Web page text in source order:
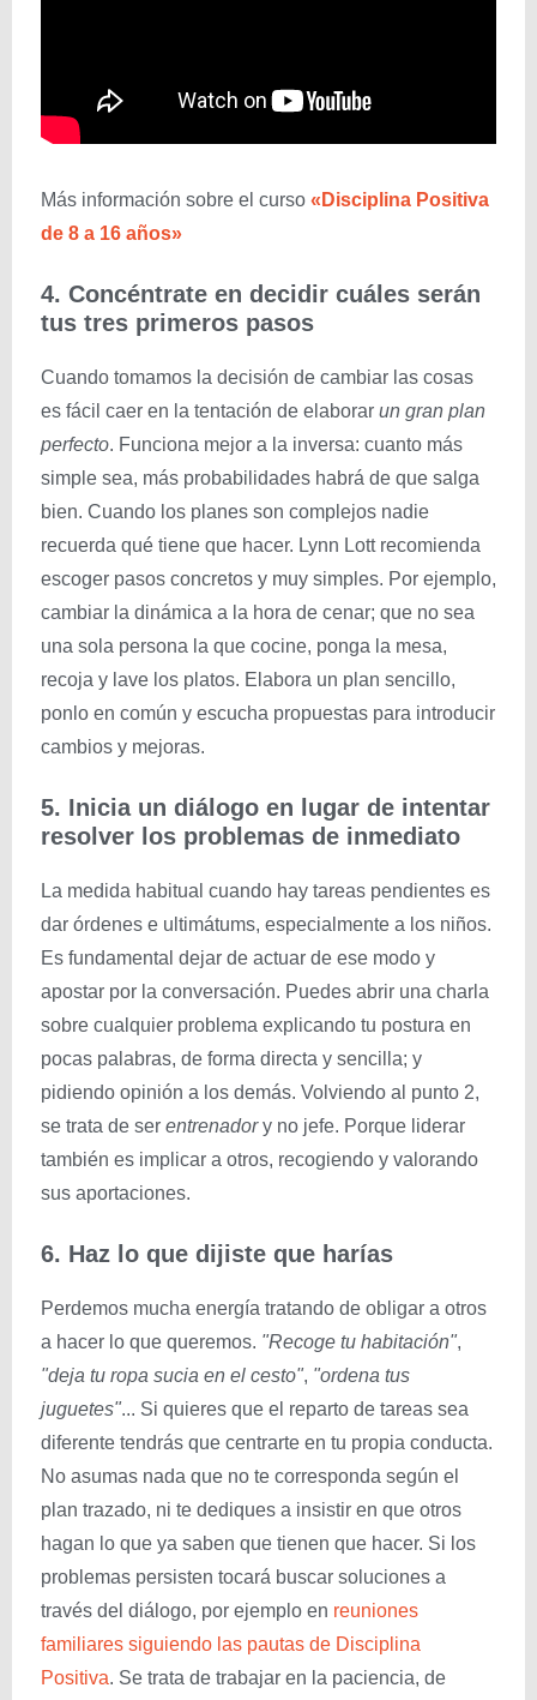
Más información sobre el curso «Disciplina Positiva
de 8 a 16 años»
4. Concéntrate en decidir cuáles serán
tus tres primeros pasos
Cuando tomamos la decisión de cambiar las cosas
es fácil caer en la tentación de elaborar un gran plan
perfecto. Funciona mejor a la inversa: cuanto más
simple sea, más probabilidades habrá de que salga
bien. Cuando los planes son complejos nadie
recuerda qué tiene que hacer. Lynn Lott recomienda
escoger pasos concretos y muy simples. Por ejemplo,
cambiar la dinámica a la hora de cenar; que no sea
una sola persona la que cocine, ponga la mesa,
recoja y lave los platos. Elabora un plan sencillo,
ponlo en común y escucha propuestas para introducir
cambios y mejoras.
5. Inicia un diálogo en lugar de intentar
resolver los problemas de inmediato
La medida habitual cuando hay tareas pendientes es
dar órdenes e ultimátums, especialmente a los niños.
Es fundamental dejar de actuar de ese modo y
apostar por la conversación. Puedes abrir una charla
sobre cualquier problema explicando tu postura en
pocas palabras, de forma directa y sencilla; y
pidiendo opinión a los demás. Volviendo al punto 2,
se trata de ser entrenadory no jefe. Porque liderar
también es implicar a otros, recogiendo y valorando
sus aportaciones.
6. Haz lo que dijiste que harías
Perdemos mucha energía tratando de obligar a otros
a hacer lo que queremos. "Recoge tu habitación",
"deja tu ropa sucia en el cesto", "ordena tus
juguetes"... Si quieres que el reparto de tareas sea
diferente tendrás que centrarte en tu propia conducta.
No asumas nada que no te corresponda según el
plan trazado, ni te dediques a insistir en que otros
hagan lo que ya saben que tienen que hacer. Si los
problemas persisten tocará buscar soluciones a
través del diálogo, por ejemplo en reuniones
familiares siguiendo las pautas de Disciplina
Positiva. Se trata de trabajar en la paciencia, de